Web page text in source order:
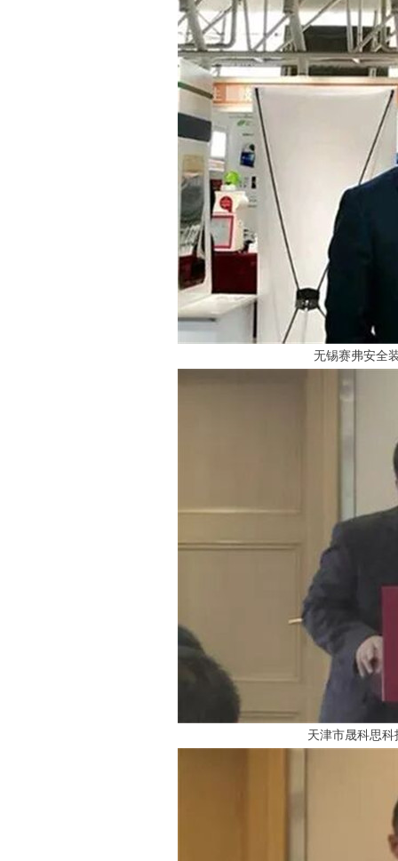
无锡赛弗安全
天津市晟科思